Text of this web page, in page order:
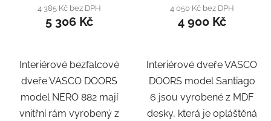
4 385 Kč bez DPH
5 306 Kč
Interiérové bezfalcové
dveře VASCO DOORS
model NERO 882 mají
vnitřní rám vyrobený z
4 050 Kč bez DPH
4 900 Kč
Interiérové dveře VASCO
DOORS model Santiago
6 jsou vyrobené z MDF
desky, která je opláštěná